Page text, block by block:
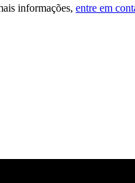
informações, entre em